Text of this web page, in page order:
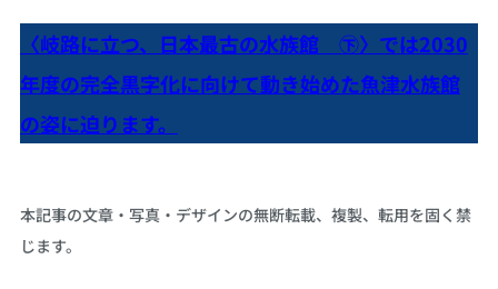
〈岐路に立つ、日本最古の水族館 ㊦〉では2030
年度の完全黒字化に向けて動き始めた魚津水族館
の姿に迫ります。
本記事の文章・写真・デザインの無断転載、複製、転用を固く禁
じます。